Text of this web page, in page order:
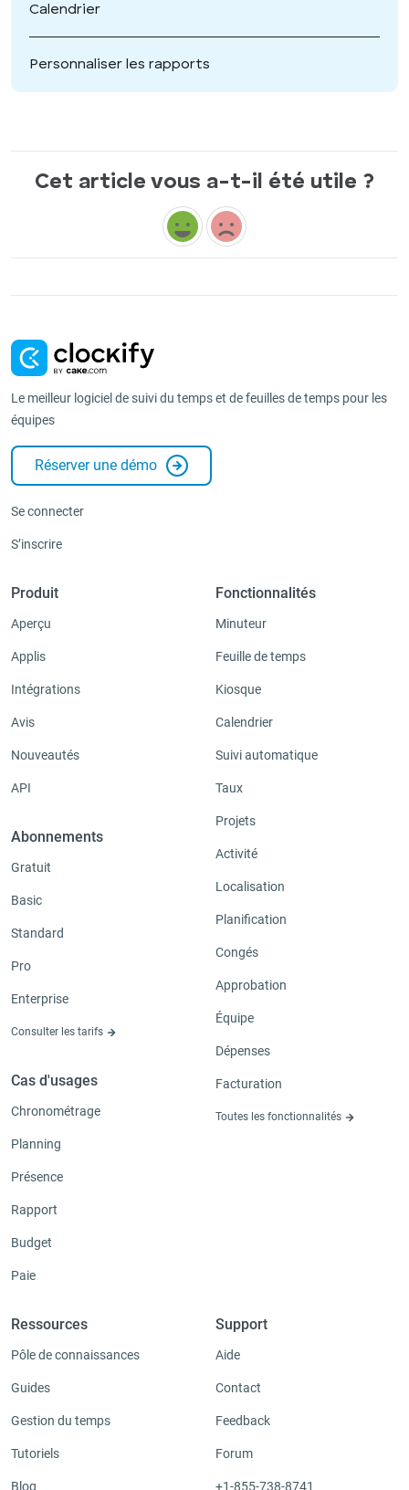
Calendrier
Personnaliser les rapports
Cet article vous a-t-il été utile ?
Le meilleur logiciel de suivi du temps et de feuilles de temps pour les
équipes
Réserver une démo
Se connecter
S’inscrire
Produit
Aperçu
Applis
Intégrations
Avis
Nouveautés
API
Abonnements
Gratuit
Basic
Standard
Pro
Enterprise
Consulter les tarifs
Cas d'usages
Chronométrage
Planning
Présence
Rapport
Budget
Paie
Fonctionnalités
Minuteur
Feuille de temps
Kiosque
Calendrier
Suivi automatique
Taux
Projets
Activité
Localisation
Planification
Congés
Approbation
Équipe
Dépenses
Facturation
Toutes les fonctionnalités
Ressources
Pôle de connaissances
Guides
Gestion du temps
Tutoriels
Blog
Support
Aide
Contact
Feedback
Forum
+1-855-738-8741